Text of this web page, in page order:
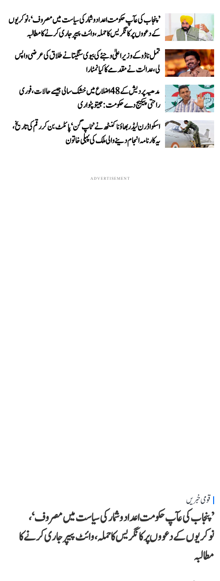
’پنجاب کی عآپ حکومت اعداد و شمار کی سیاست میں مصروف‘، نوکریوں
کے دعووں پر کانگریس کا حملہ، وائٹ پیپر جاری کرنے کا مطالبہ
تمل ناڈو کے وزیر اعلیٰ وجئے کی بیوی سنگیتا نے طلاق کی عرضی واپس
لی، عدالت نے مقدمے کا کیا نمٹارا
مدھیہ پردیش کے 48 اضلاع میں خشک سالی جیسے حالات، فوری
راحتی پیکیج دے حکومت: جیتو پٹواری
اسکواڈرن لیڈر بھاؤنا کنٹھ نے ’ٹاپ گن‘ پائلٹ بن کر رقم کی تاریخ،
یہ کارنامہ انجام دینے والی ملک کی پہلی خاتون
ADVERTISEMENT
قومی خبریں
’پنجاب کی عآپ حکومت اعداد و شمار کی سیاست میں مصروف‘،
نوکریوں کے دعووں پر کانگریس کا حملہ، وائٹ پیپر جاری کرنے کا
مطالبہ